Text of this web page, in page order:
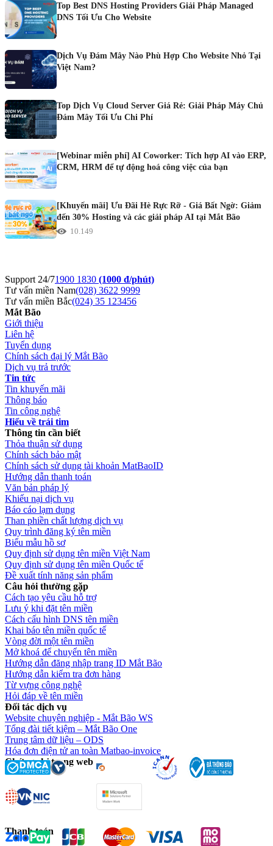
Top Best DNS Hosting Providers Giải Pháp Managed
DNS Tối Ưu Cho Website
Dịch Vụ Đám Mây Nào Phù Hợp Cho Website Nhỏ Tại
Việt Nam?
Top Dịch Vụ Cloud Server Giá Rẻ: Giải Pháp Máy Chủ
Đám Mây Tối Ưu Chi Phí
[Webinar miễn phí] AI Coworker: Tích hợp AI vào ERP,
CRM, HRM để tự động hoá công việc của bạn
[Khuyến mãi] Ưu Đãi Hè Rực Rỡ - Giá Bất Ngờ: Giảm
đến 30% Hosting và các giải pháp AI tại Mắt Bão
10.149
Support 24/71900 1830 (1000 đ/phút)
Tư vấn miền Nam(028) 3622 9999
Tư vấn miền Bắc(024) 35 123456
Mắt Bão
Giới thiệu
Liên hệ
Tuyển dụng
Chính sách đại lý Mắt Bão
Dịch vụ trả trước
Tin tức
Tin khuyến mãi
Thông báo
Tin công nghệ
Hiểu về trái tim
Thông tin cần biết
Thỏa thuận sử dụng
Chính sách bảo mật
Chính sách sử dụng tài khoản MatBaoID
Hướng dẫn thanh toán
Văn bản pháp lý
Khiếu nại dịch vụ
Báo cáo lạm dụng
Than phiền chất lượng dịch vụ
Quy trình đăng ký tên miền
Biểu mẫu hồ sơ
Quy định sử dụng tên miền Việt Nam
Quy định sử dụng tên miền Quốc tế
Đề xuất tính năng sản phẩm
Câu hỏi thường gặp
Cách tạo yêu cầu hỗ trợ
Lưu ý khi đặt tên miền
Cách cấu hình DNS tên miền
Khai báo tên miền quốc tế
Vòng đời một tên miền
Mở khoá để chuyển tên miền
Hướng dẫn đăng nhập trang ID Mắt Bão
Hướng dẫn kiểm tra đơn hàng
Từ vựng công nghệ
Hỏi đáp về tên miền
Đối tác dịch vụ
Website chuyên nghiệp - Mắt Bão WS
Tổng đài tiết kiệm – Mắt Bão One
Trung tâm dữ liệu – ODS
Hóa đơn điện tử an toàn Matbao-invoice
Chứng chỉ trang web
Thanh toán